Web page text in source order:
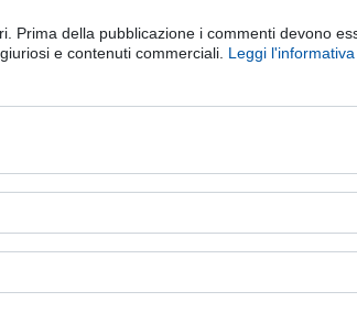
Prima della pubblicazione i commenti devono
e contenuti commerciali. Leggi